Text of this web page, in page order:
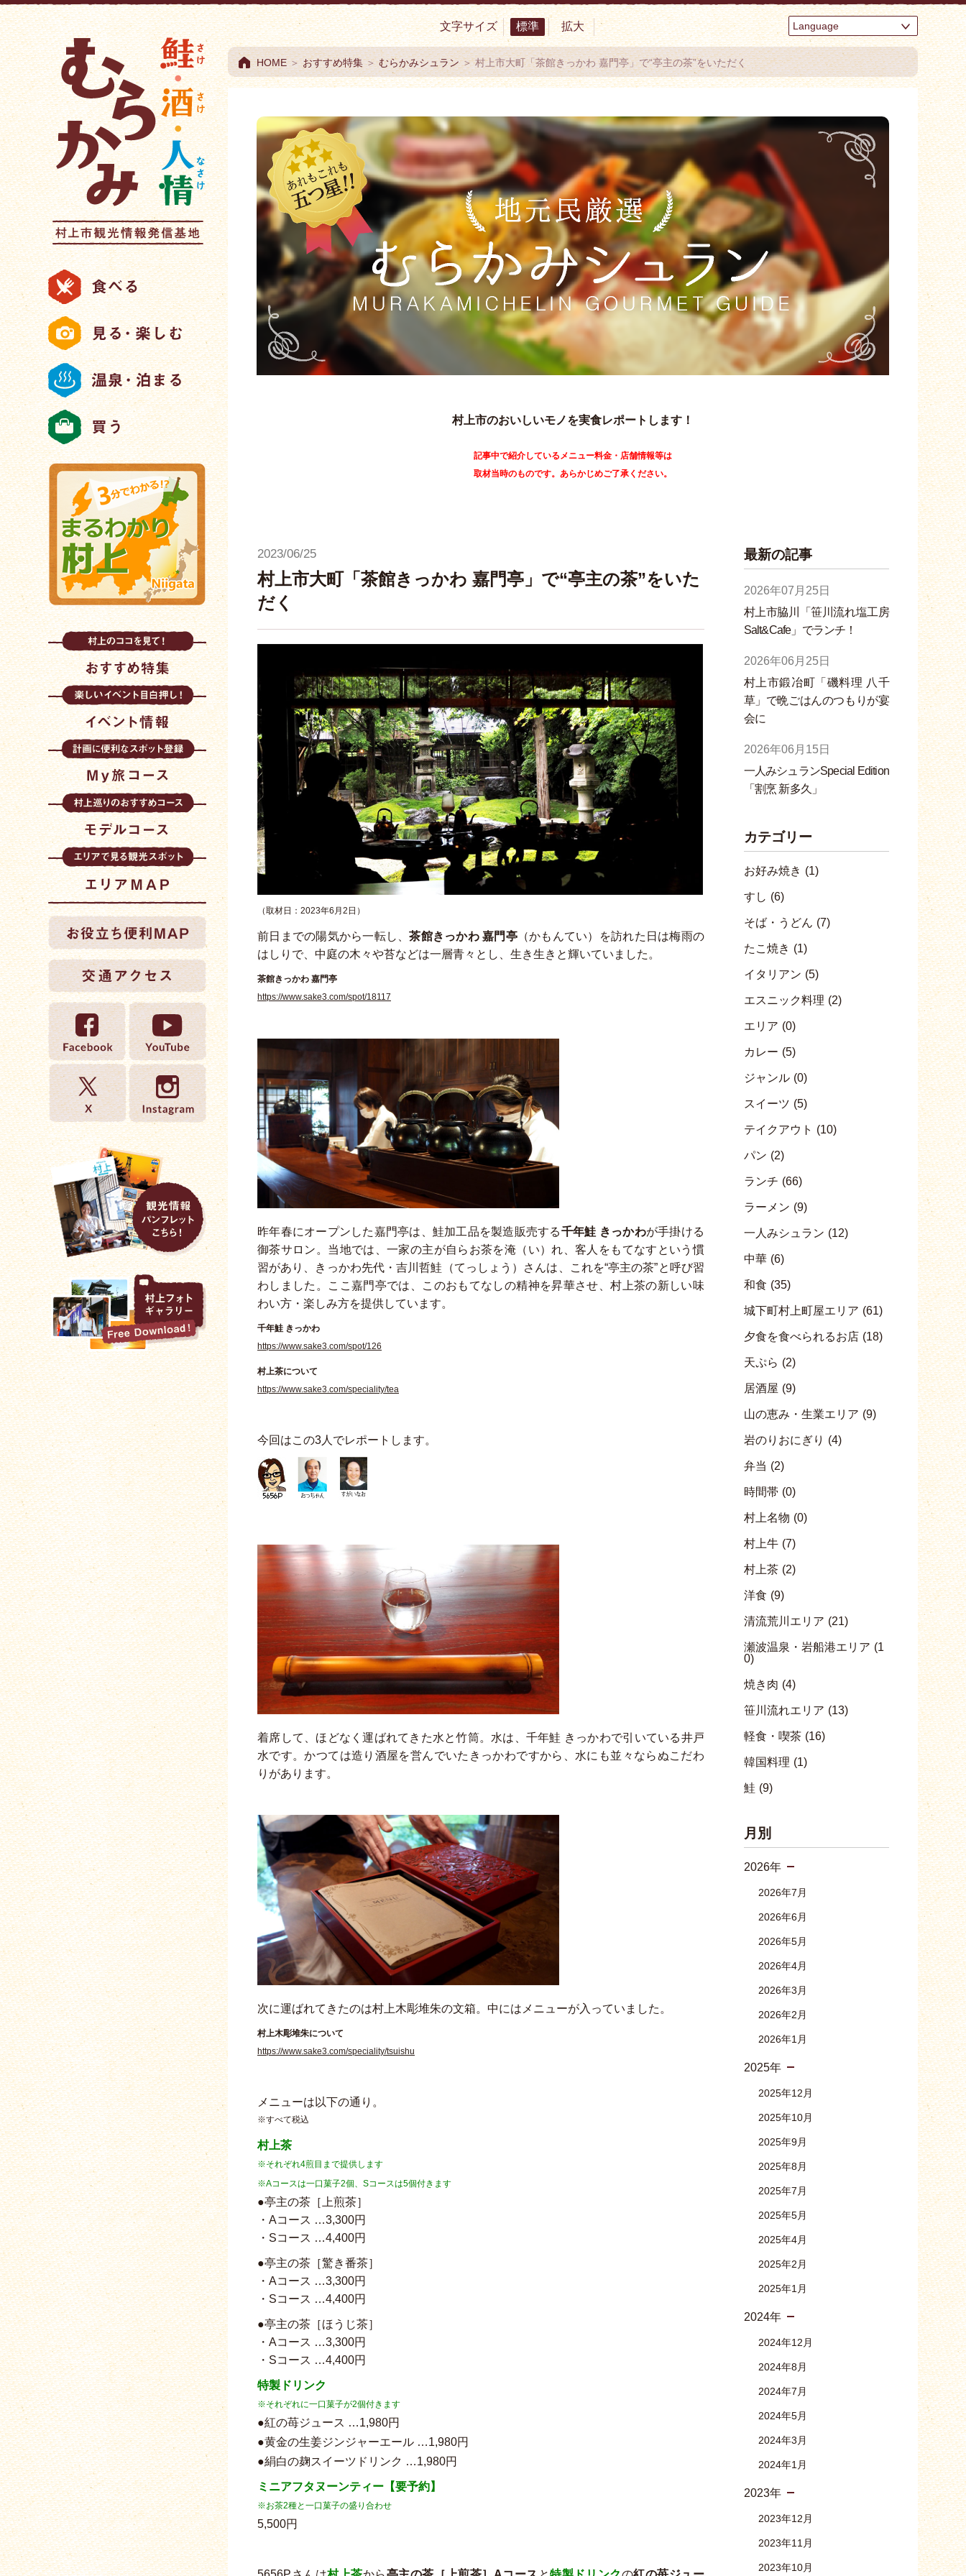
村上市観光情報総合サイト 村上市観光協会 -鮭・酒・人情 むらかみ-
文字サイズ 標準 拡大 Language
HOME＞おすすめ特集＞むらかみシュラン＞ 村上市大町「茶館きっかわ 嘉門亭」で“亭主の茶”をいただく
村上市のおいしいモノを実食レポートします！
記事中で紹介しているメニュー料金・店舗情報等は
取材当時のものです。あらかじめご了承ください。
2023/06/25
村上市大町「茶館きっかわ 嘉門亭」で“亭主の茶”をいた
だく
（取材日：2023年6月2日）
前日までの陽気から一転し、茶館きっかわ 嘉門亭（かもんてい）を訪れた日は梅雨の
はしりで、中庭の木々や苔などは一層青々とし、生き生きと輝いていました。
茶館きっかわ 嘉門亭
https://www.sake3.com/spot/18117
昨年春にオープンした嘉門亭は、鮭加工品を製造販売する千年鮭 きっかわが手掛ける
御茶サロン。当地では、一家の主が自らお茶を淹（い）れ、客人をもてなすという慣
習があり、きっかわ先代・吉川哲鮭（てっしょう）さんは、これを“亭主の茶”と呼び習
わしました。ここ嘉門亭では、このおもてなしの精神を昇華させ、村上茶の新しい味
わい方・楽しみ方を提供しています。
千年鮭 きっかわ
https://www.sake3.com/spot/126
村上茶について
https://www.sake3.com/speciality/tea
今回はこの3人でレポートします。
着席して、ほどなく運ばれてきた水と竹筒。水は、千年鮭 きっかわで引いている井戸
水です。かつては造り酒屋を営んでいたきっかわですから、水にも並々ならぬこだわ
りがあります。
次に運ばれてきたのは村上木彫堆朱の文箱。中にはメニューが入っていました。
村上木彫堆朱について
https://www.sake3.com/speciality/tsuishu
メニューは以下の通り。
※すべて税込
村上茶
※それぞれ4煎目まで提供します
※Aコースは一口菓子2個、Sコースは5個付きます
●亭主の茶［上煎茶］
・Aコース …3,300円
・Sコース …4,400円
●亭主の茶［驚き番茶］
・Aコース …3,300円
・Sコース …4,400円
●亭主の茶［ほうじ茶］
・Aコース …3,300円
・Sコース …4,400円
特製ドリンク
※それぞれに一口菓子が2個付きます
●紅の苺ジュース …1,980円
●黄金の生姜ジンジャーエール …1,980円
●絹白の麹スイーツドリンク …1,980円
ミニアフタヌーンティー【要予約】
※お茶2種と一口菓子の盛り合わせ
5,500円
最新の記事
2026年07月25日
村上市脇川「笹川流れ塩工房
Salt&Cafe」でランチ！
2026年06月25日
村上市鍛冶町「磯料理 八千
草」で晩ごはんのつもりが宴
会に
2026年06月15日
一人みシュランSpecial Edition
「割烹 新多久」
カテゴリー
お好み焼き (1)
すし (6)
そば・うどん (7)
たこ焼き (1)
イタリアン (5)
エスニック料理 (2)
エリア (0)
カレー (5)
ジャンル (0)
スイーツ (5)
テイクアウト (10)
パン (2)
ランチ (66)
ラーメン (9)
一人みシュラン (12)
中華 (6)
和食 (35)
城下町村上町屋エリア (61)
夕食を食べられるお店 (18)
天ぷら (2)
居酒屋 (9)
山の恵み・生業エリア (9)
岩のりおにぎり (4)
弁当 (2)
時間帯 (0)
村上名物 (0)
村上牛 (7)
村上茶 (2)
洋食 (9)
清流荒川エリア (21)
瀬波温泉・岩船港エリア (1
0)
焼き肉 (4)
笹川流れエリア (13)
軽食・喫茶 (16)
韓国料理 (1)
鮭 (9)
月別
2026年
2026年7月
2026年6月
2026年5月
2026年4月
2026年3月
2026年2月
2026年1月
2025年
2025年12月
2025年10月
2025年9月
2025年8月
2025年7月
2025年5月
2025年4月
2025年2月
2025年1月
2024年
2024年12月
2024年8月
2024年7月
2024年5月
2024年3月
2024年1月
2023年
2023年12月
2023年11月
2023年10月